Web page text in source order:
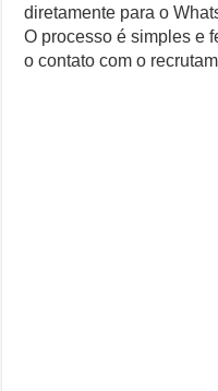
diretamente para o
O processo é simples e
o contato com o